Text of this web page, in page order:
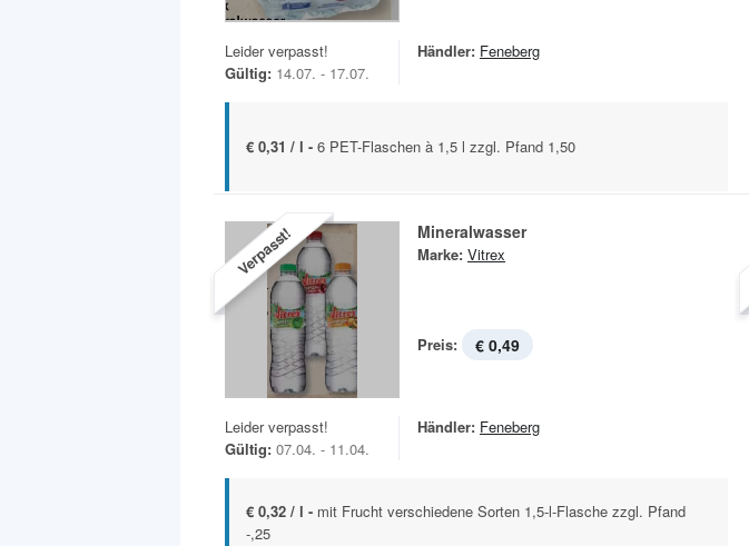
Leider verpasst!
Gültig: 14.07. - 17.07.
Händler: Feneberg
€ 0,31 / l - 6 PET-Flaschen à 1,5 l zzgl. Pfand 1,50
Verpasst! Mineralwasser
Marke: Vitrex
Preis: € 0,49
Leider verpasst!
Gültig: 07.04. - 11.04.
Händler: Feneberg
€ 0,32 / l - mit Frucht verschiedene Sorten 1,5-l-Flasche zzgl. Pfand
-,25